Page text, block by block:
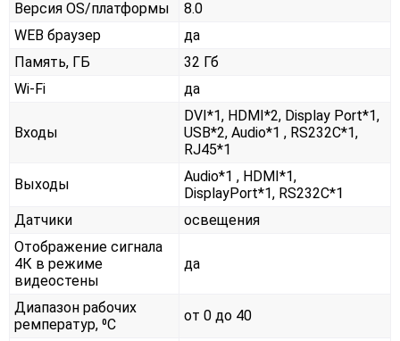
Версия OS/платформы
8.0
WEB браузер
да
Память, ГБ
32 Гб
Wi-Fi
да
Входы
DVI*1, HDMI*2, Display Port*1,
USB*2, Audio*1 , RS232С*1,
RJ45*1
Выходы
Audio*1 , HDMI*1,
DisplayPort*1, RS232С*1
Датчики
освещения
Отображение сигнала
4К в режиме
видеостены
да
Диапазон рабочих
ремператур, ⁰С
от 0 до 40